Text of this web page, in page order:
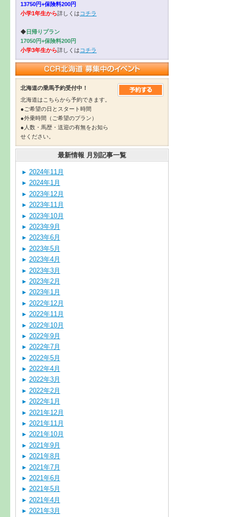
13750円+保険料200円
小学1年生から詳しくは コチラ
◆日帰りプラン
17050円+保険料200円
小学3年生から詳しくは コチラ
北海道の乗馬予約受付中！
北海道はこちらから予約できます。
●ご希望の日とスタート時間
●外乗時間（ご希望のプラン）
●人数・馬歴・送迎の有無をお知ら
せください。
最新情報 月別記事一覧
2024年11月
2024年1月
2023年12月
2023年11月
2023年10月
2023年9月
2023年6月
2023年5月
2023年4月
2023年3月
2023年2月
2023年1月
2022年12月
2022年11月
2022年10月
2022年9月
2022年7月
2022年5月
2022年4月
2022年3月
2022年2月
2022年1月
2021年12月
2021年11月
2021年10月
2021年9月
2021年8月
2021年7月
2021年6月
2021年5月
2021年4月
2021年3月